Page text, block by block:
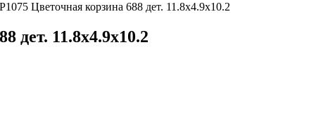
Цветочная корзина 688 дет. 11.8x4.9x10.2
дет. 11.8x4.9x10.2